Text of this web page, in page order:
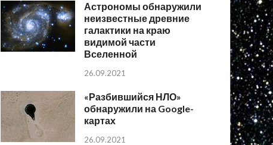
Астрономы обнаружили
неизвестные древние
галактики на краю
видимой части
Вселенной
26.09.2021
«Разбившийся НЛО»
обнаружили на Google-
картах
26.09.2021